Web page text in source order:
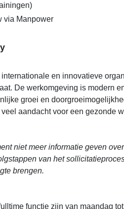
via Manpower
en innovatieve
De werkomgeving is modern
groei en
aandacht voor een gezonde
niet meer informatie geven
van het
brengen.
functie zijn van maandag